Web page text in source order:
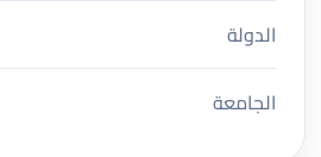
الدولة
الجامعة